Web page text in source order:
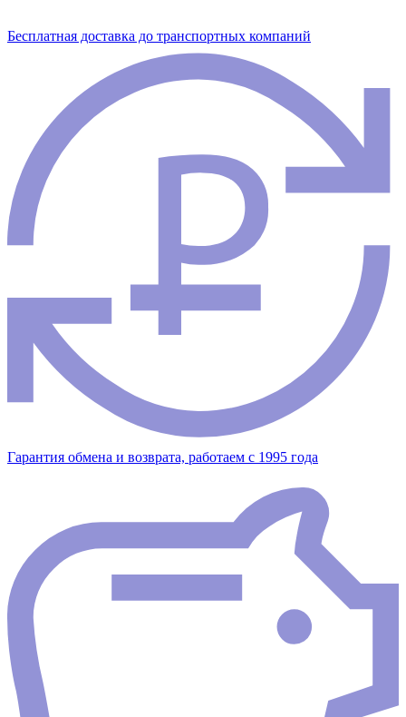
Бесплатная доставка до транспортных компаний
Гарантия обмена и возврата, работаем с 1995 года